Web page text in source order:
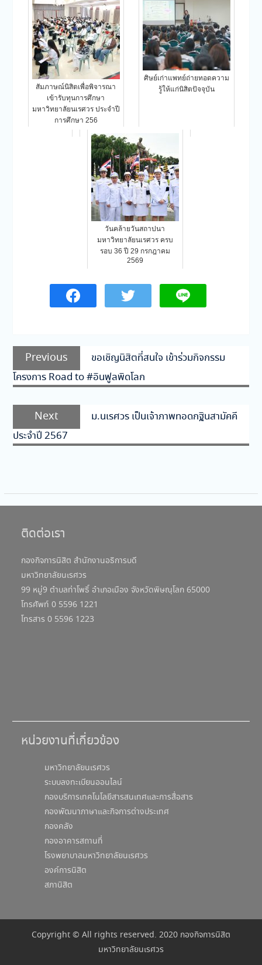
สัมภาษณ์นิสิตเพื่อพิจารณา
เข้ารับทุนการศึกษา
มหาวิทยาลัยนเรศวร ประจำปี
การศึกษา 256
ศิษย์เก่าแพทย์ถ่ายทอดความ
รู้ให้แก่นิสิตปัจจุบัน
วันคล้ายวันสถาปนา
มหาวิทยาลัยนเรศวร ครบ
รอบ 36 ปี 29 กรกฎาคม
2569
แนะแนว
เรื่อง
Previous
Previous
post:
ขอเชิญนิสิตที่สนใจ เข้าร่วมกิจกรรม
โครงการ Road to #อินฟูลพิดโลก
Next
Next
post:
ม.นเรศวร เป็นเจ้าภาพทอดกฐินสามัคคี
ประจำปี 2567
ติดต่อเรา
กองกิจการนิสิต สำนักงานอธิการบดี
มหาวิทยาลัยนเรศวร
99 หมู่9 ตำบลท่าโพธิ์ อำเภอเมือง จังหวัดพิษณุโลก 65000
โทรศัพท์ 0 5596 1221
โทรสาร 0 5596 1223
หน่วยงานที่เกี่ยวข้อง
มหาวิทยาลัยนเรศวร
ระบบลงทะเบียนออนไลน์
กองบริการเทคโนโลยีสารสนเทศและการสื่อสาร
กองพัฒนาภาษาและกิจการต่างประเทศ
กองคลัง
กองอาคารสถานที่
โรงพยาบาลมหาวิทยาลัยนเรศวร
องค์การนิสิต
สภานิสิต
Copyright © All rights reserved. 2020 กองกิจการนิสิต
มหาวิทยาลัยนเรศวร